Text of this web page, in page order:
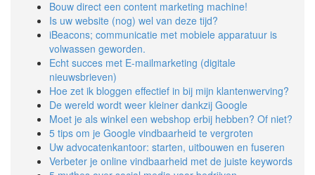
Bouw direct een content marketing machine!
Is uw website (nog) wel van deze tijd?
iBeacons; communicatie met mobiele apparatuur is
volwassen geworden.
Echt succes met E-mailmarketing (digitale
nieuwsbrieven)
Hoe zet ik bloggen effectief in bij mijn klantenwerving?
De wereld wordt weer kleiner dankzij Google
Moet je als winkel een webshop erbij hebben? Of niet?
5 tips om je Google vindbaarheid te vergroten
Uw advocatenkantoor: starten, uitbouwen en fuseren
Verbeter je online vindbaarheid met de juiste keywords